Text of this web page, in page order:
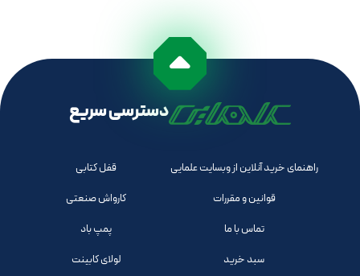
دسترسی سریع
راهنمای خرید آنلاین از وبسایت علمایی
قوانین و مقررات
تماس با ما
سبد خرید
قفل کتابی
کارواش صنعتی
پمپ باد
لولای کابینت